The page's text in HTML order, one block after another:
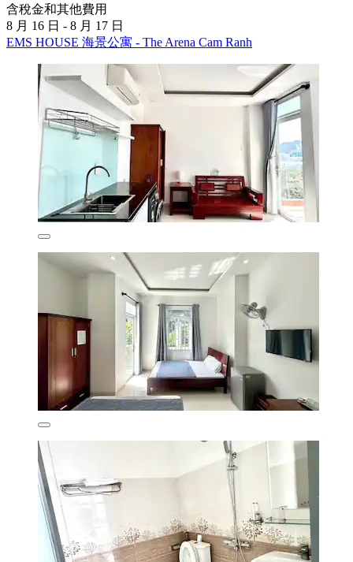
含稅金和其他費用
8 月 16 日 - 8 月 17 日
EMS HOUSE 海景公寓 - The Arena Cam Ranh